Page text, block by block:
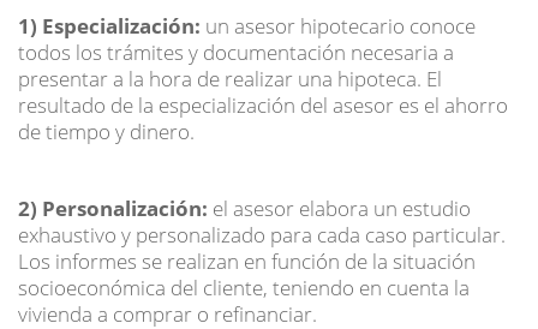
1) Especialización: un asesor hipotecario conoce
todos los trámites y documentación necesaria a
presentar a la hora de realizar una hipoteca. El
resultado de la especialización del asesor es el ahorro
de tiempo y dinero.
2) Personalización: el asesor elabora un estudio
exhaustivo y personalizado para cada caso particular.
Los informes se realizan en función de la situación
socioeconómica del cliente, teniendo en cuenta la
vivienda a comprar o refinanciar.